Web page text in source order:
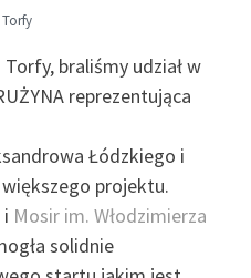
Torfy
Torfy, braliśmy udział w
reprezentująca
Łódzkiego i
projektu.
i Mosir im. Włodzimierza
solidnie